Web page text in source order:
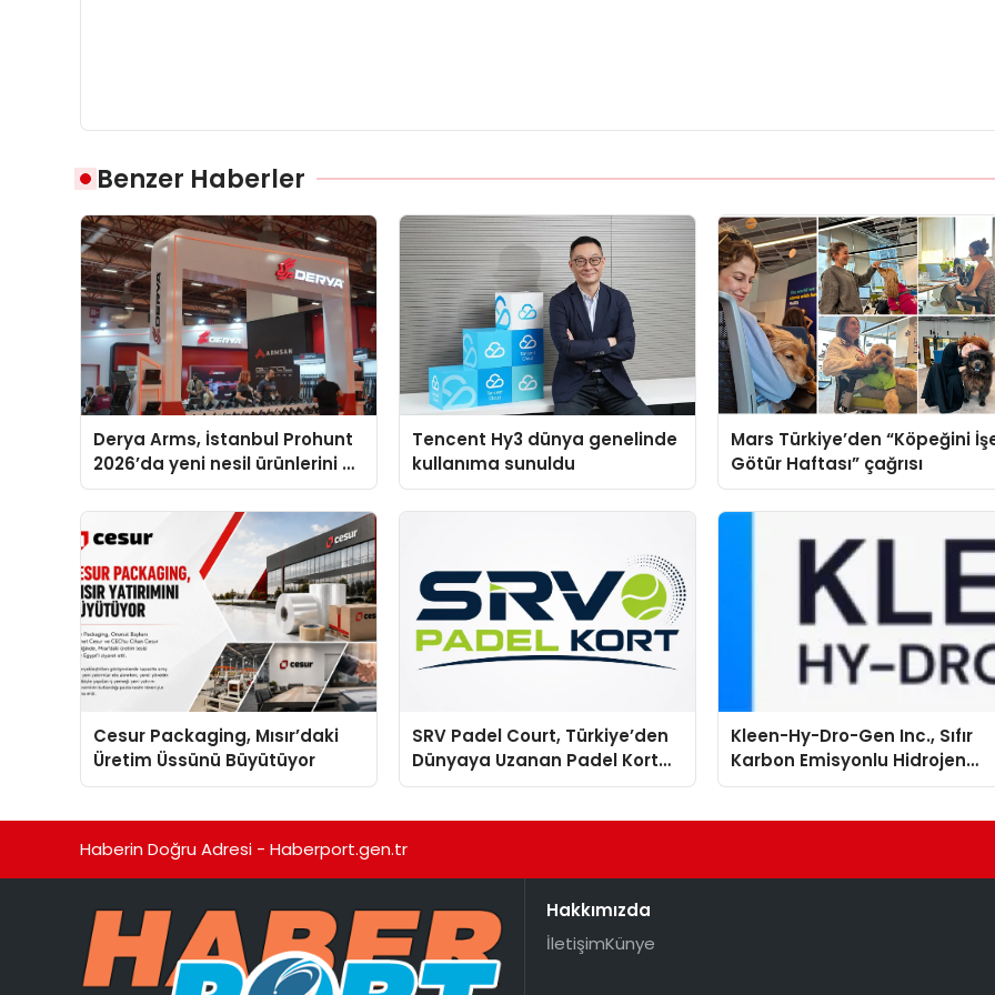
Benzer Haberler
Derya Arms, İstanbul Prohunt
2026’da yeni nesil ürünlerini ve
global marka vizyonunu
sergiledi
Tencent Hy3 dünya genelinde
kullanıma sunuldu
Mars Türkiye’den “Köpeğini
Götür Haftası” çağrısı
Cesur Packaging, Mısır’daki
Üretim Üssünü Büyütüyor
SRV Padel Court, Türkiye’den
Dünyaya Uzanan Padel Kort
Üretiminde Güvenin Adresi
Kleen-Hy-Dro-Gen Inc., Sıfır
Karbon Emisyonlu Hidrojen
Isıtma Teknolojisinde ISO ve
Haberin Doğru Adresi - Haberport.gen.tr
Hakkımızda
İletişimKünye